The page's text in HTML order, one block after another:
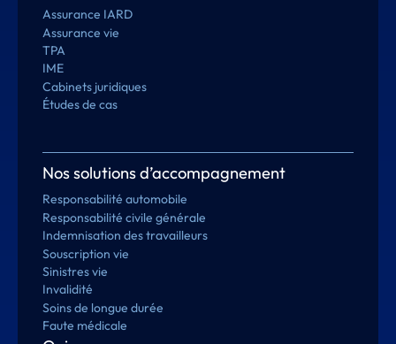
Assurance IARD
Assurance vie
TPA
IME
Cabinets juridiques
Études de cas
Nos solutions d’accompagnement
Responsabilité automobile
Responsabilité civile générale
Indemnisation des travailleurs
Souscription vie
Sinistres vie
Invalidité
Soins de longue durée
Faute médicale